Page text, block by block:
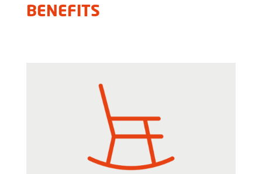
BENEFITS